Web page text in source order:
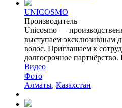
UNICOSMO
Производитель
Unicosmo —
выступаем эксклюзивным
волос. Приглашаем к
долгосрочное
Видео
Фото
Алматы, Казахстан